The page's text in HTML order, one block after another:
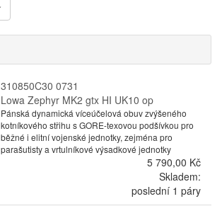
310850C30 0731
Lowa Zephyr MK2 gtx HI UK10 op
Pánská dynamická víceúčelová obuv zvýšeného
kotníkového střihu s GORE-texovou podšívkou pro
běžné i elitní vojenské jednotky, zejména pro
parašutisty a vrtulníkové výsadkové jednotky
5 790,00 Kč
Skladem:
poslední 1 páry